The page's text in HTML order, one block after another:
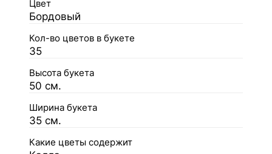
Цвет
Бордовый
Кол-во цветов в букете
35
Высота букета
50 см.
Ширина букета
35 см.
Какие цветы содержит